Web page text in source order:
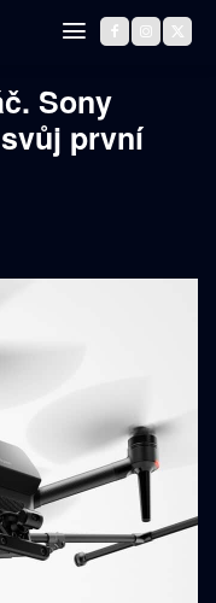
Sony
první